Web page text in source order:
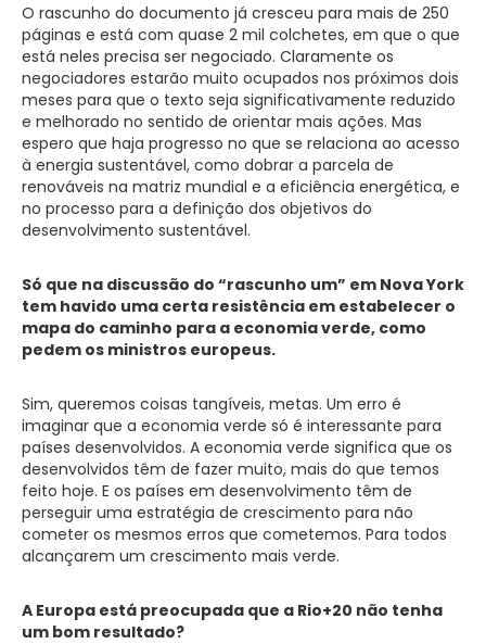
O rascunho do documento já cresceu para mais de 250
páginas e está com quase 2 mil colchetes, em que o que
está neles precisa ser negociado. Claramente os
negociadores estarão muito ocupados nos próximos dois
meses para que o texto seja significativamente reduzido
e melhorado no sentido de orientar mais ações. Mas
espero que haja progresso no que se relaciona ao acesso
à energia sustentável, como dobrar a parcela de
renováveis na matriz mundial e a eficiência energética, e
no processo para a definição dos objetivos do
desenvolvimento sustentável.
Só que na discussão do “rascunho um” em Nova York
tem havido uma certa resistência em estabelecer o
mapa do caminho para a economia verde, como
pedem os ministros europeus.
Sim, queremos coisas tangíveis, metas. Um erro é
imaginar que a economia verde só é interessante para
países desenvolvidos. A economia verde significa que os
desenvolvidos têm de fazer muito, mais do que temos
feito hoje. E os países em desenvolvimento têm de
perseguir uma estratégia de crescimento para não
cometer os mesmos erros que cometemos. Para todos
alcançarem um crescimento mais verde.
A Europa está preocupada que a Rio+20 não tenha
um bom resultado?